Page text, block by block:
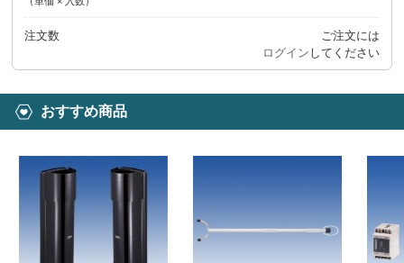
注文数
ご注文には
ログイン してください
おすすめ商品